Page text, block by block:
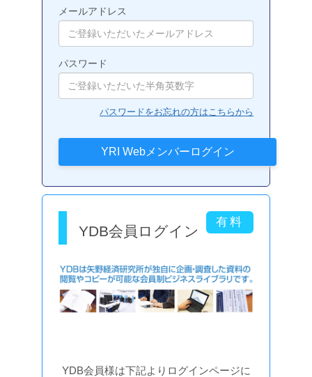
メールアドレス
パスワード
パスワードをお忘れの方はこちらから
YDB会員ログイン
YDB会員様は下記よりログインページに